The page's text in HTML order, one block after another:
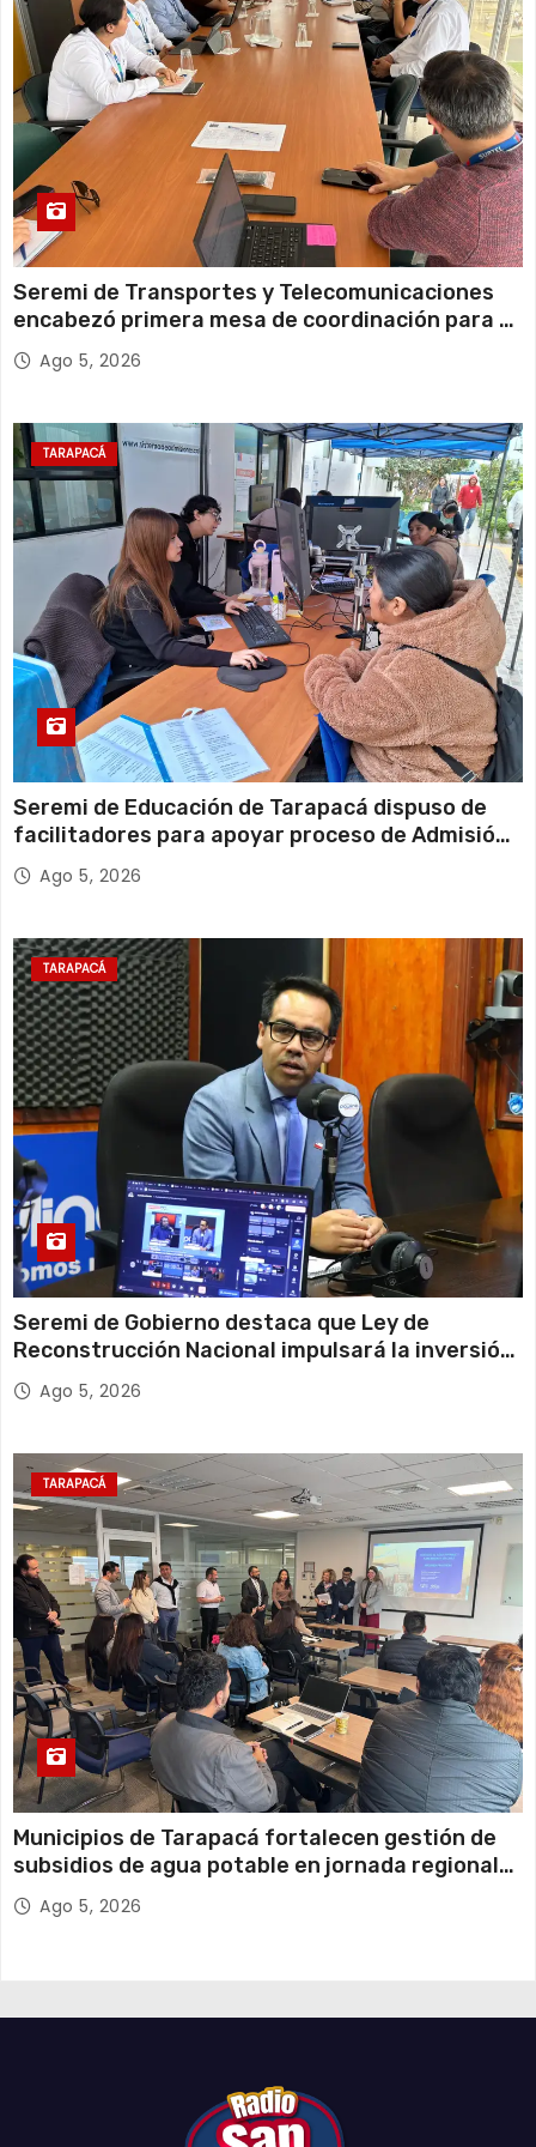
s
Seremi de Transportes y Telecomunicaciones
encabezó primera mesa de coordinación para el
retiro de cables en desuso en Iquique
Ago 5, 2026
TARAPACÁ
Seremi de Educación de Tarapacá dispuso de
facilitadores para apoyar proceso de Admisión
Escolar 2027
Ago 5, 2026
TARAPACÁ
Seremi de Gobierno destaca que Ley de
Reconstrucción Nacional impulsará la inversión
y el empleo en Tarapacá
Ago 5, 2026
TARAPACÁ
Municipios de Tarapacá fortalecen gestión de
subsidios de agua potable en jornada regional
organizada por Aguas del Altiplano y ANDESS
Ago 5, 2026